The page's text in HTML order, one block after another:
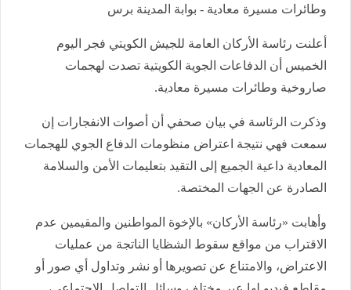
وطائرات مسيرة معادية - بوابة المدينة برس
أعلنت رئاسة الأركان العامة للجيش الكويتي فجر اليوم
الخميس أن الدفاعات الجوية الكويتية تصدت لهجمات
صاروخية وطائرات مسيرة معادية.
وذكرت الرئاسة في بيان صحفي أن أصوات الانفجارات إن
سمعت فهي نتيجة اعتراض منظومات الدفاع الجوي للهجمات
المعادية داعية الجميع إلى التقيد بتعليمات الأمن والسلامة
الصادرة عن الجهات المختصة.
وأهابت «رئاسة الأركان» بالإخوة المواطنين والمقيمين عدم
الاقتراب من مواقع سقوط الشظايا الناتجة من عمليات
الاعتراض، والامتناع عن تصويرها أو نشر وتداول أي صور أو